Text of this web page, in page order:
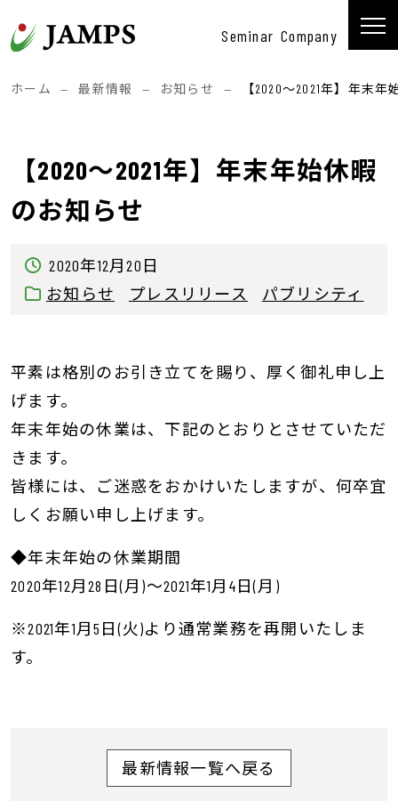
メインナビゲーション
Seminar Company
ホーム — 最新情報 — お知らせ — 【2020～2021年】年末
【2020～2021年】年末年始休暇
のお知らせ
2020年12月20日
お知らせ
プレスリリース パブリシティ
平素は格別のお引き立てを賜り、厚く御礼申し上
げます。
年末年始の休業は、下記のとおりとさせていただ
きます。
皆様には、ご迷惑をおかけいたしますが、何卒宜
しくお願い申し上げます。
◆年末年始の休業期間
2020年12月28日(月)～2021年1月4日(月)
※2021年1月5日(火)より通常業務を再開いたしま
す。
投稿ナビゲーション
最新情報一覧へ戻る